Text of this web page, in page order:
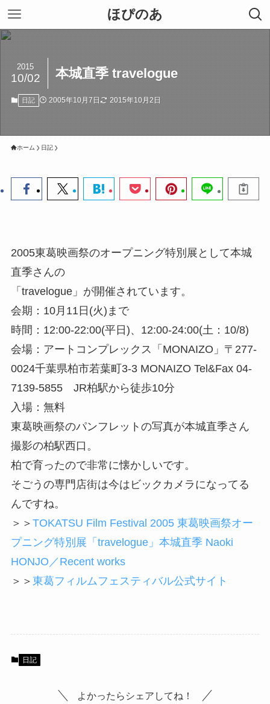
ほぴのあ
本城直季 travelogue
2015
10/02
日記 2005年10月7日 2015年10月2日
ホーム 日記
2005東葛映画祭のオープニング特別展として本城
直季さんの
「travelogue」が開催されています。
会期：10月11日(火)まで
時間：12:00-22:00(平日)、12:00-24:00(土：10/8)
会場：アートコンプレックス「MONAIZO」〒277-
0024千葉県柏市若葉町3-3 MONAIZO Tel&Fax 04-
7139-5855 JR柏駅から徒歩10分
入場：無料
東葛映画祭のパンフレットの写真が本城直季さん
撮影の柏駅西口。
柏で育ったので非常に懐かしいです。
そごうの専門店街は今はビックカメラになってる
んですね。
＞＞ TOKATSU Film Festival 2005 東葛映画祭オー
プニング特別展「travelogue」本城直季 Naoki
HONJO／Recent works
＞＞ 東葛フィルムフェスティバル公式サイト
日記
よかったらシェアしてね！